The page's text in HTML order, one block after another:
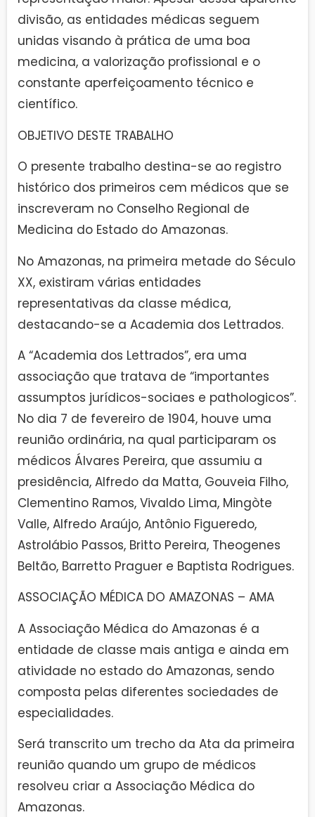
divisão, as entidades médicas seguem
unidas visando à prática de uma boa
medicina, a valorização profissional e o
constante aperfeiçoamento técnico e
científico.
OBJETIVO DESTE TRABALHO
O presente trabalho destina-se ao registro
histórico dos primeiros cem médicos que se
inscreveram no Conselho Regional de
Medicina do Estado do Amazonas.
No Amazonas, na primeira metade do Século
XX, existiram várias entidades
representativas da classe médica,
destacando-se a Academia dos Lettrados.
A “Academia dos Lettrados”, era uma
associação que tratava de “importantes
assumptos jurídicos-sociaes e pathologicos”.
No dia 7 de fevereiro de 1904, houve uma
reunião ordinária, na qual participaram os
médicos Álvares Pereira, que assumiu a
presidência, Alfredo da Matta, Gouveia Filho,
Clementino Ramos, Vivaldo Lima, Mingòte
Valle, Alfredo Araújo, Antônio Figueredo,
Astrolábio Passos, Britto Pereira, Theogenes
Beltão, Barretto Praguer e Baptista Rodrigues.
ASSOCIAÇÃO MÉDICA DO AMAZONAS – AMA
A Associação Médica do Amazonas é a
entidade de classe mais antiga e ainda em
atividade no estado do Amazonas, sendo
composta pelas diferentes sociedades de
especialidades.
Será transcrito um trecho da Ata da primeira
reunião quando um grupo de médicos
resolveu criar a Associação Médica do
Amazonas.